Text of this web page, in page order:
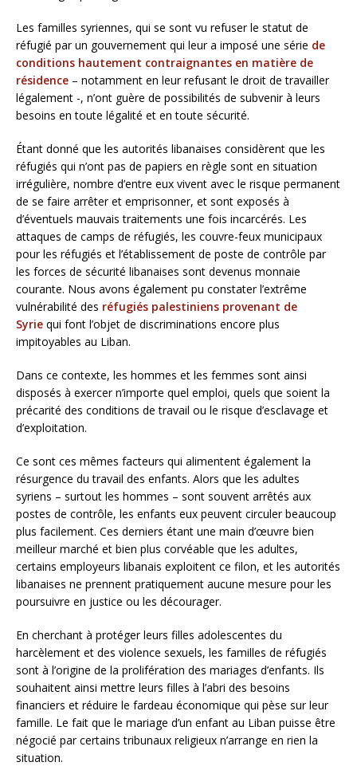
Les familles syriennes, qui se sont vu refuser le statut de
réfugié par un gouvernement qui leur a imposé une série de
conditions hautement contraignantes en matière de
résidence – notamment en leur refusant le droit de travailler
légalement -, n’ont guère de possibilités de subvenir à leurs
besoins en toute légalité et en toute sécurité.
Étant donné que les autorités libanaises considèrent que les
réfugiés qui n’ont pas de papiers en règle sont en situation
irrégulière, nombre d’entre eux vivent avec le risque permanent
de se faire arrêter et emprisonner, et sont exposés à
d’éventuels mauvais traitements une fois incarcérés. Les
attaques de camps de réfugiés, les couvre-feux municipaux
pour les réfugiés et l’établissement de poste de contrôle par
les forces de sécurité libanaises sont devenus monnaie
courante. Nous avons également pu constater l’extrême
vulnérabilité des réfugiés palestiniens provenant de
Syrie qui font l’objet de discriminations encore plus
impitoyables au Liban.
Dans ce contexte, les hommes et les femmes sont ainsi
disposés à exercer n’importe quel emploi, quels que soient la
précarité des conditions de travail ou le risque d’esclavage et
d’exploitation.
Ce sont ces mêmes facteurs qui alimentent également la
résurgence du travail des enfants. Alors que les adultes
syriens – surtout les hommes – sont souvent arrêtés aux
postes de contrôle, les enfants eux peuvent circuler beaucoup
plus facilement. Ces derniers étant une main d’œuvre bien
meilleur marché et bien plus corvéable que les adultes,
certains employeurs libanais exploitent ce filon, et les autorités
libanaises ne prennent pratiquement aucune mesure pour les
poursuivre en justice ou les décourager.
En cherchant à protéger leurs filles adolescentes du
harcèlement et des violence sexuels, les familles de réfugiés
sont à l’origine de la prolifération des mariages d’enfants. Ils
souhaitent ainsi mettre leurs filles à l’abri des besoins
financiers et réduire le fardeau économique qui pèse sur leur
famille. Le fait que le mariage d’un enfant au Liban puisse être
négocié par certains tribunaux religieux n’arrange en rien la
situation.